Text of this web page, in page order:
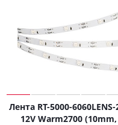
Лента RT-5000-6060LENS-
12V Warm2700 (10mm,